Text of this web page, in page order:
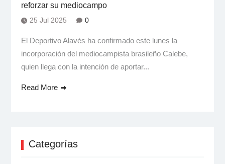
reforzar su mediocampo
25 Jul 2025 0
El Deportivo Alavés ha confirmado este lunes la
incorporación del mediocampista brasileño Calebe,
quien llega con la intención de aportar...
Read More
Categorías